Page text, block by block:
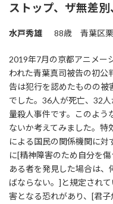
ストップ、ザ無差
水戸秀雄 88歳 青葉区
2019年7月の京都アニメー
われた青葉真司被告の初公
告は犯行を認めたものの被
でした。36人が死亡、32
量殺人事件です。このよう
ないか考えてみました。特
による国民の関係機関に対
に[精神障害のため自分を
ある者を発見した場合は
ばならない。]と規定され
害となる恐れがあり、[君